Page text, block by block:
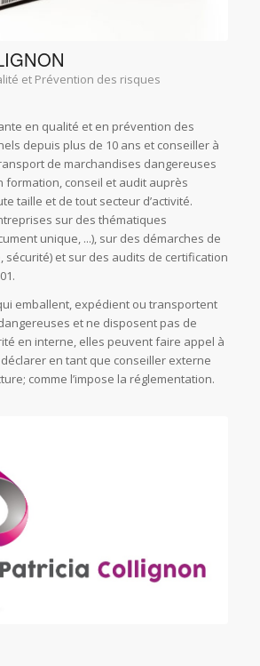
et Prévention des risques
en qualité et en prévention des
depuis plus de 10 ans et conseiller à
de marchandises dangereuses
formation, conseil et audit auprès
taille et de tout secteur d’activité.
sur des thématiques
unique, ...), sur des démarches de
sécurité) et sur des audits de certification
emballent, expédient ou transportent
et ne disposent pas de
en interne, elles peuvent faire appel à
en tant que conseiller externe
comme l’impose la réglementation.